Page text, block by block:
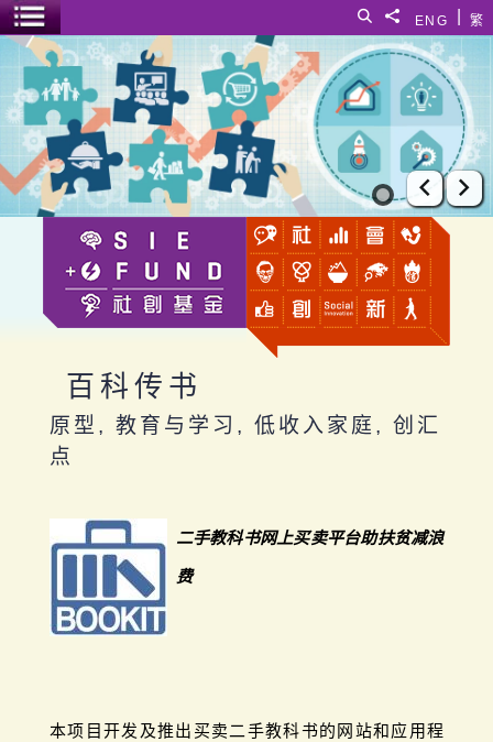
繁
ENG
分享給
搜寻
菜单开关
百科传书
上一张
下
百科传书
原型, 教育与学习, 低收入家庭, 创汇
点
二手教科书网上买卖平台助扶贫减浪
费
本项目开发及推出买卖二手教科书的网站和应用程